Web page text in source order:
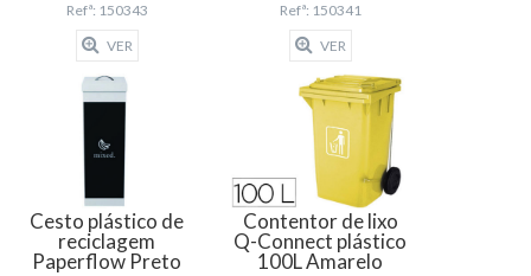
Refª: 150343
VER
Refª: 150341
VER
Cesto plástico de
reciclagem
Paperflow Preto
Contentor de lixo
Q-Connect plástico
100L Amarelo